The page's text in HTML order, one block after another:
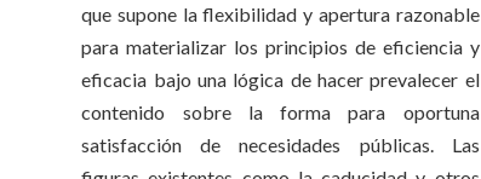
que supone la flexibilidad y apertura razonable
para materializar los principios de eficiencia y
eficacia bajo una lógica de hacer prevalecer el
contenido sobre la forma para oportuna
satisfacción de necesidades públicas. Las